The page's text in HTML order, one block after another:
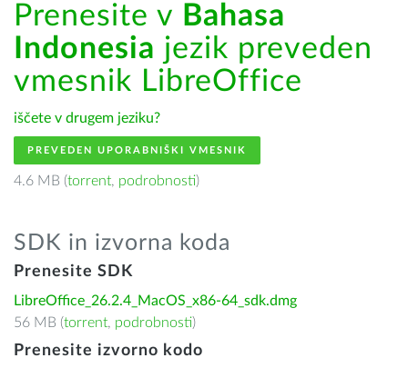
Prenesite v Bahasa
Indonesia jezik preveden
vmesnik LibreOffice
iščete v drugem jeziku?
PREVEDEN UPORABNIŠKI VMESNIK
4.6 MB (torrent, podrobnosti)
SDK in izvorna koda
Prenesite SDK
LibreOffice_26.2.4_MacOS_x86-64_sdk.dmg
56 MB (torrent, podrobnosti)
Prenesite izvorno kodo